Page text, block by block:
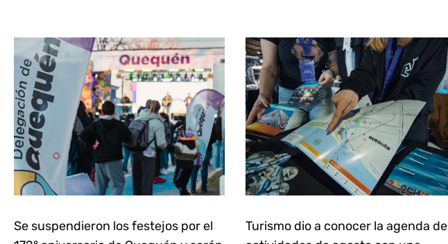
Se suspendieron los festejos por el
Turismo dio a conocer la agenda de